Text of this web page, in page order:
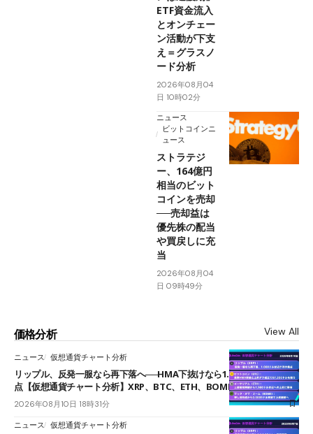
ETF資金流入
とオンチェー
ン活動が下支
え＝グラスノ
ード分析
2026年08月04
日 10時02分
ニュース
ビットコインニ
ュース
ストラテジ
ー、164億円
相当のビット
コインを売却
──売却益は
優先株の配当
や買戻しに充
当
2026年08月04
日 09時49分
価格分析 View All
ニュース 仮想通貨チャート分析
リップル、反発一服なら再下落へ──HMA下抜けなら1.008ドルが次の焦
点【仮想通貨チャート分析】XRP、BTC、ETH、BOME
2026年08月10日 18時31分
ニュース 仮想通貨チャート分析